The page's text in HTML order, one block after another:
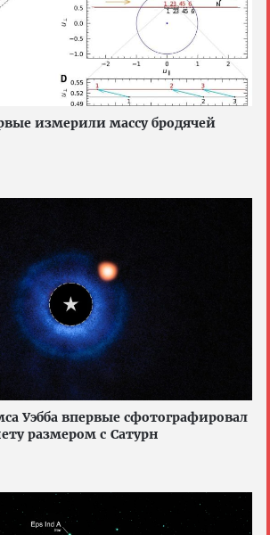
измерили массу бродячей
Уэбба впервые сфотографировал
размером с Сатурн